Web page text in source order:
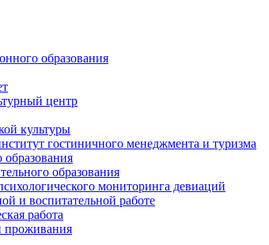
образования
центр
культуры
гостиничного менеджмента и туризма
образования
образования
мониторинга девиаций
и воспитательной работе
работа
проживания